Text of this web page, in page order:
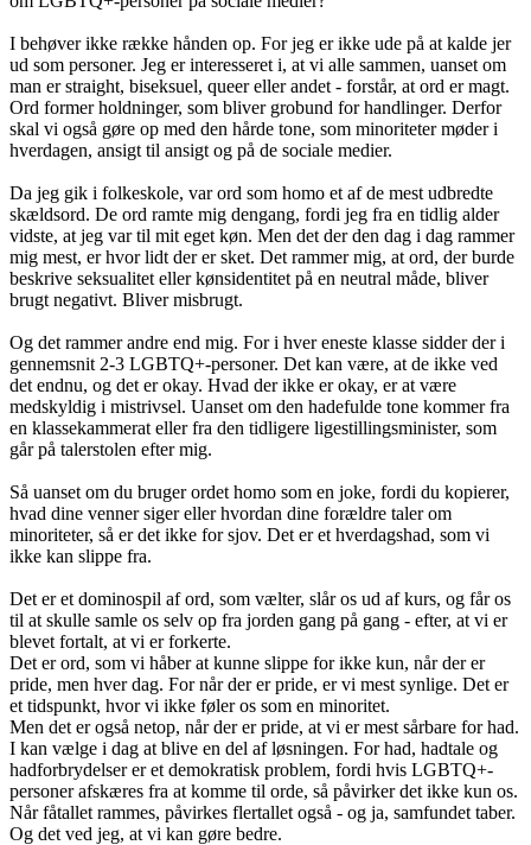
I behøver ikke række hånden op. For jeg er ikke ude på at kalde jer
ud som personer. Jeg er interesseret i, at vi alle sammen, uanset om
man er straight, biseksuel, queer eller andet - forstår, at ord er magt.
Ord former holdninger, som bliver grobund for handlinger. Derfor
skal vi også gøre op med den hårde tone, som minoriteter møder i
hverdagen, ansigt til ansigt og på de sociale medier.
Da jeg gik i folkeskole, var ord som homo et af de mest udbredte
skældsord. De ord ramte mig dengang, fordi jeg fra en tidlig alder
vidste, at jeg var til mit eget køn. Men det der den dag i dag rammer
mig mest, er hvor lidt der er sket. Det rammer mig, at ord, der burde
beskrive seksualitet eller kønsidentitet på en neutral måde, bliver
brugt negativt. Bliver misbrugt.
Og det rammer andre end mig. For i hver eneste klasse sidder der i
gennemsnit 2-3 LGBTQ+-personer. Det kan være, at de ikke ved
det endnu, og det er okay. Hvad der ikke er okay, er at være
medskyldig i mistrivsel. Uanset om den hadefulde tone kommer fra
en klassekammerat eller fra den tidligere ligestillingsminister, som
går på talerstolen efter mig.
Så uanset om du bruger ordet homo som en joke, fordi du kopierer,
hvad dine venner siger eller hvordan dine forældre taler om
minoriteter, så er det ikke for sjov. Det er et hverdagshad, som vi
ikke kan slippe fra.
Det er et dominospil af ord, som vælter, slår os ud af kurs, og får os
til at skulle samle os selv op fra jorden gang på gang - efter, at vi er
blevet fortalt, at vi er forkerte.
Det er ord, som vi håber at kunne slippe for ikke kun, når der er
pride, men hver dag. For når der er pride, er vi mest synlige. Det er
et tidspunkt, hvor vi ikke føler os som en minoritet.
Men det er også netop, når der er pride, at vi er mest sårbare for had.
I kan vælge i dag at blive en del af løsningen. For had, hadtale og
hadforbrydelser er et demokratisk problem, fordi hvis LGBTQ+-
personer afskæres fra at komme til orde, så påvirker det ikke kun os.
Når fåtallet rammes, påvirkes flertallet også - og ja, samfundet taber.
Og det ved jeg, at vi kan gøre bedre.